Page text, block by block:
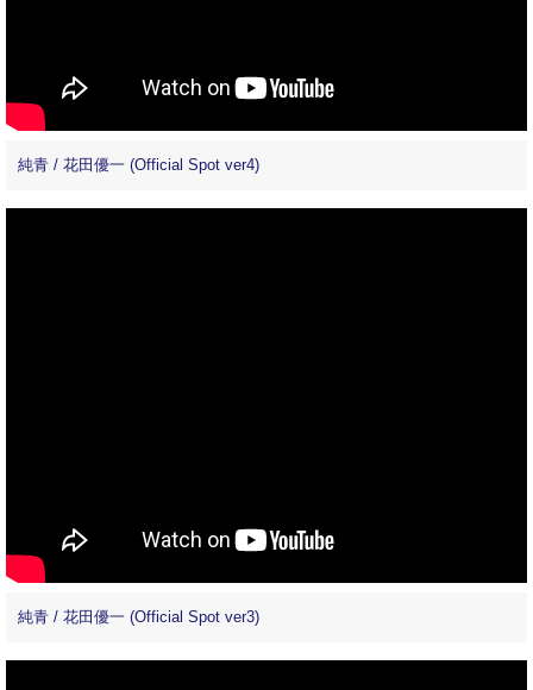
純青 / 花田優一 (Official Spot ver4)
純青 / 花田優一 (Official Spot ver3)